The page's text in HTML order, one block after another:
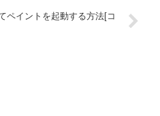
ペイントを起動する方法[コ